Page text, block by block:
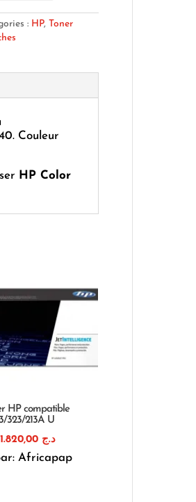
: HP, Toner
Couleur
HP Color
HP compatible
323/213A U
د.ج 1.820,00
Africapap